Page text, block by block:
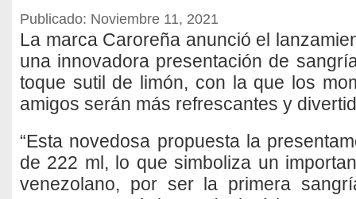
Publicado: Noviembre 11, 2021
La marca Caroreña anunció el
una innovadora presentación de
toque sutil de limón, con la que los
amigos serán más refrescantes y
“Esta novedosa propuesta la
de 222 ml, lo que simboliza un
venezolano, por ser la primera